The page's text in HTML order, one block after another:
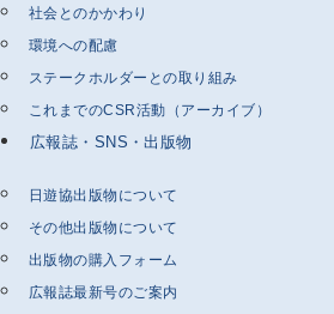
社会とのかかわり
環境への配慮
ステークホルダーとの取り組み
これまでのCSR活動（アーカイブ）
広報誌・SNS・出版物
日遊協出版物について
その他出版物について
出版物の購入フォーム
広報誌最新号のご案内